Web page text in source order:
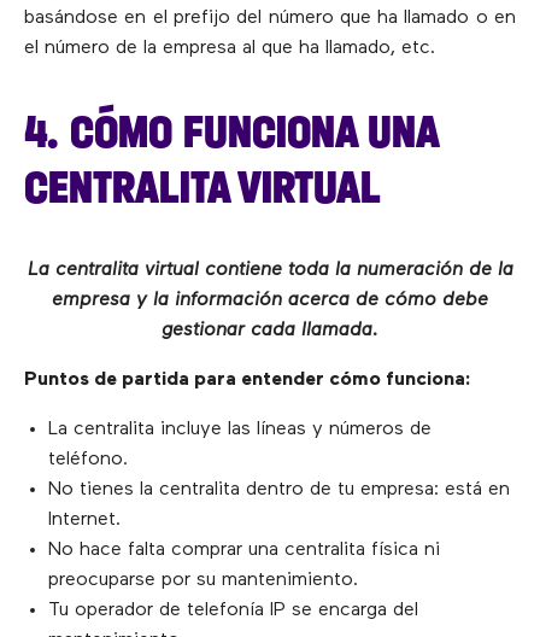
basándose en el prefijo del número que ha llamado o en
el número de la empresa al que ha llamado, etc.
4. CÓMO FUNCIONA UNA
CENTRALITA VIRTUAL
La centralita virtual contiene toda la numeración de la
empresa y la información acerca de cómo debe
gestionar cada llamada.
Puntos de partida para entender cómo funciona:
La centralita incluye las líneas y números de
teléfono.
No tienes la centralita dentro de tu empresa: está en
Internet.
No hace falta comprar una centralita física ni
preocuparse por su mantenimiento.
Tu operador de telefonía IP se encarga del